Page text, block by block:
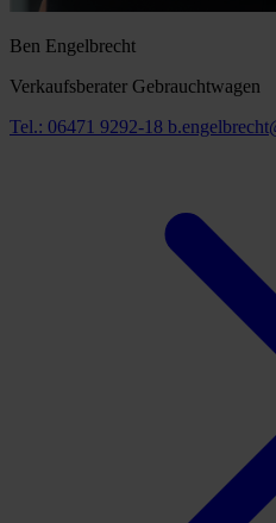
Ben Engelbrecht
Verkaufsberater Gebrauchtwagen
Tel.: 06471 9292-18